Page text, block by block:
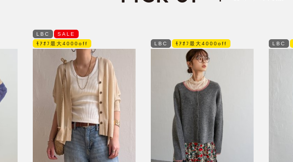
LBC
SALE
ﾓｱｵﾌ最大4000off
LBC ﾓｱｵﾌ最大4000off LBC